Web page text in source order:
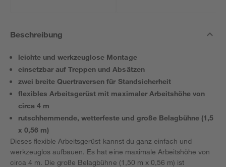
Beschreibung
leichte und werkzeuglose Montage
einsetzbar auf Treppen und Absätzen
zwei breite Quertraversen für Standsicherheit
flexibles Arbeitsgerüst mit maximaler Arbeitshöhe von
circa 4 m
rutschhemmende, wetterfeste und große Belagbühne (1,5
x 0,56 m)
Dieses flexible Arbeitsgerüst kannst du ganz einfach und
werkzeuglos aufbauen. Es hat eine maximale Arbeitshöhe von
circa 4 m. Die große Belagbühne (1,50 m x 0,56 m) ist